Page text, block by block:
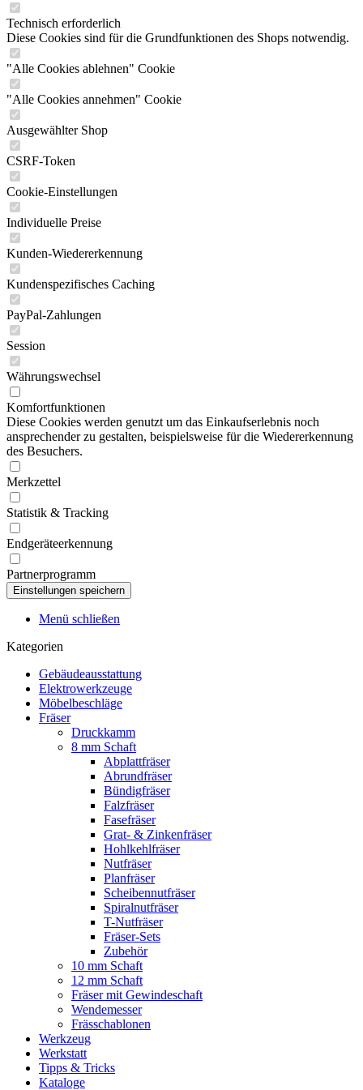
Technisch erforderlich
Diese Cookies sind für die Grundfunktionen des Shops notwendig.
"Alle Cookies ablehnen" Cookie
"Alle Cookies annehmen" Cookie
Ausgewählter Shop
CSRF-Token
Cookie-Einstellungen
Individuelle Preise
Kunden-Wiedererkennung
Kundenspezifisches Caching
PayPal-Zahlungen
Session
Währungswechsel
Komfortfunktionen
Diese Cookies werden genutzt um das Einkaufserlebnis noch
ansprechender zu gestalten, beispielsweise für die Wiedererkennung
des Besuchers.
Merkzettel
Statistik & Tracking
Endgeräteerkennung
Partnerprogramm
Menü schließen
Kategorien
Gebäudeausstattung
Elektrowerkzeuge
Möbelbeschläge
Fräser
Druckkamm
8 mm Schaft
Abplattfräser
Abrundfräser
Bündigfräser
Falzfräser
Fasefräser
Grat- & Zinkenfräser
Hohlkehlfräser
Nutfräser
Planfräser
Scheibennutfräser
Spiralnutfräser
T-Nutfräser
Fräser-Sets
Zubehör
10 mm Schaft
12 mm Schaft
Fräser mit Gewindeschaft
Wendemesser
Frässchablonen
Werkzeug
Werkstatt
Tipps & Tricks
Kataloge